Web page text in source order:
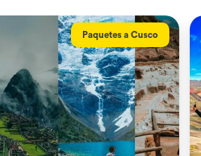
Paquetes a Cusco